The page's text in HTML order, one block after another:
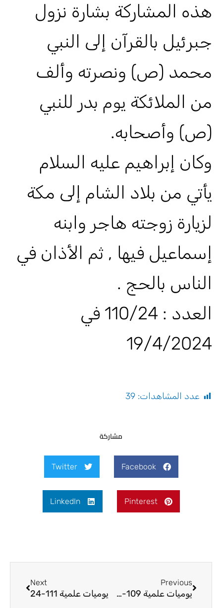
هذه المشاركة بشارة نزول
جبرئيل بالقرآن إلى النبي
محمد (ص) ونصرته وألف
من الملائكة يوم بدر للنبي
(ص) وأصحابه.
وكان إبراهيم عليه السلام
يأتي من بلاد الشام إلى مكة
لزيارة زوجته هاجر وابنه
إسماعيل فيها , ثم الأذان في
الناس بالحج .
العدد : 110/24 في
19/4/2024
عدد المشاهدات: 39
مشاركة
Facebook
Twitter
Pinterest
LinkedIn
Previous
يوميات علمية 109-24
Next
يوميات علمية 111-24